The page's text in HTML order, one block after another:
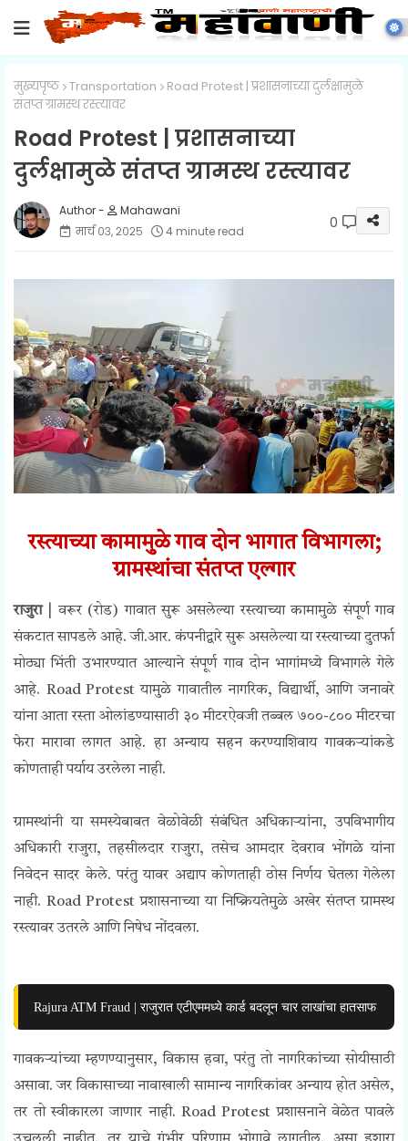
मुख्यपृष्ठ Transportation
Road Protest | प्रशासनाच्या दुर्लक्षामुळे
संतप्त ग्रामस्थ रस्त्यावर
Road Protest | प्रशासनाच्या
दुर्लक्षामुळे संतप्त ग्रामस्थ रस्त्यावर
Mahawani
मार्च ०३, २०२५
4 minute read 0
रस्त्याच्या कामामुळे गाव दोन भागात विभागला;
ग्रामस्थांचा संतप्त एल्गार
राजुरा |
वरूर (रोड) गावात सुरू असलेल्या रस्त्याच्या कामामुळे संपूर्ण गाव
संकटात सापडले आहे. जी.आर. कंपनीद्वारे सुरू असलेल्या या रस्त्याच्या दुतर्फा
मोठ्या भिंती उभारण्यात आल्याने संपूर्ण गाव दोन भागांमध्ये विभागले गेले
आहे. Road Protest यामुळे गावातील नागरिक, विद्यार्थी, आणि जनावरे
यांना आता रस्ता ओलांडण्यासाठी ३० मीटरऐवजी तब्बल ७००-८०० मीटरचा
फेरा मारावा लागत आहे. हा अन्याय सहन करण्याशिवाय गावकऱ्यांकडे
कोणताही पर्याय उरलेला नाही.
ग्रामस्थांनी या समस्येबाबत वेळोवेळी संबंधित अधिकाऱ्यांना, उपविभागीय
अधिकारी राजुरा, तहसीलदार राजुरा, तसेच आमदार देवराव भोंगळे यांना
निवेदन सादर केले. परंतु यावर अद्याप कोणताही ठोस निर्णय घेतला गेलेला
नाही. Road Protest प्रशासनाच्या या निष्क्रियतेमुळे अखेर संतप्त ग्रामस्थ
रस्त्यावर उतरले आणि निषेध नोंदवला.
Rajura ATM Fraud | राजुरात एटीएममध्ये कार्ड बदलून चार लाखांचा हातसाफ
गावकऱ्यांच्या म्हणण्यानुसार, विकास हवा, परंतु तो नागरिकांच्या सोयीसाठी
असावा. जर विकासाच्या नावाखाली सामान्य नागरिकांवर अन्याय होत असेल,
तर तो स्वीकारला जाणार नाही. Road Protest प्रशासनाने वेळेत पावले